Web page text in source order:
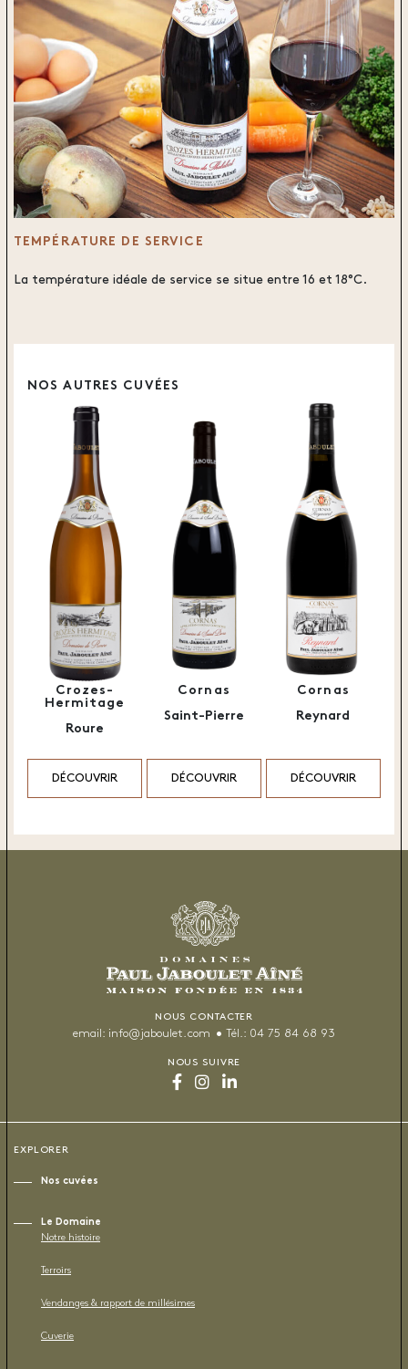
TEMPÉRATURE DE SERVICE
La température idéale de service se situe entre 16 et 18°C.
NOS AUTRES CUVÉES
Crozes-
Hermitage
Roure
DÉCOUVRIR
Cornas
Saint-Pierre
DÉCOUVRIR
Cornas
Reynard
DÉCOUVRIR
NOUS CONTACTER
email: info@jaboulet.com Tél.: 04 75 84 68 93
NOUS SUIVRE
EXPLORER
Nos cuvées
Le Domaine
Notre histoire
Terroirs
Vendanges & rapport de millésimes
Cuverie